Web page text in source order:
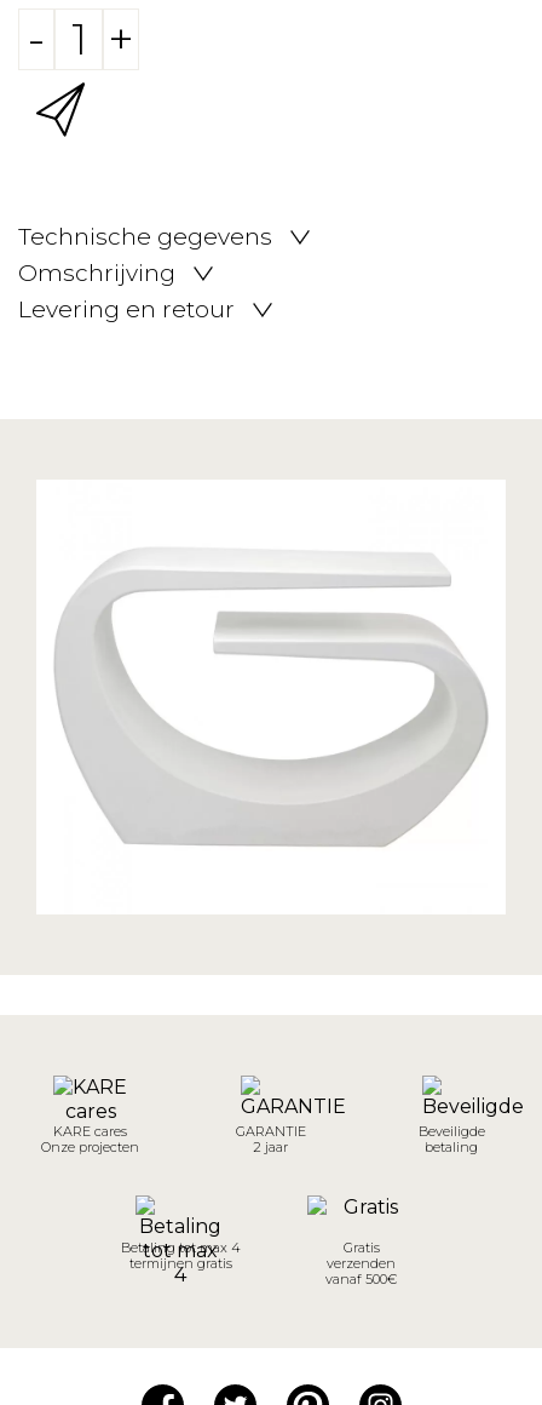
- +
Technische gegevens
Omschrijving
Levering en retour
KARE cares
Onze projecten
GARANTIE
2 jaar
Beveiligde
betaling
Betaling tot max 4
termijnen gratis
Gratis
verzenden
vanaf 500€